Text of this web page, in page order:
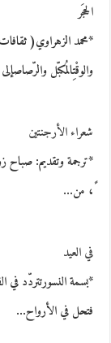
الحجَر
*محمد الزهراوي(
والوقْتِالمُكبّل
شعراء الأرجنتين
*ترجمة وتقديم: صباح
ً، من…
في العيد
*بسمة النسورتتردّد
فتحل في الأرواح…